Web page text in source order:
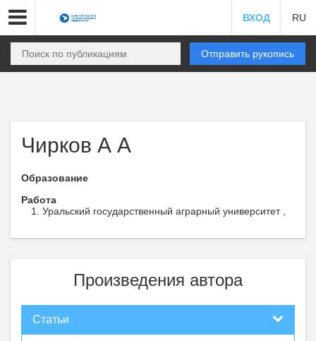
ВХОД RU
Отправить рукопись
Чирков А А
Образование
Работа
Уральский государственный аграрный университет ,
Произведения автора
Статьи